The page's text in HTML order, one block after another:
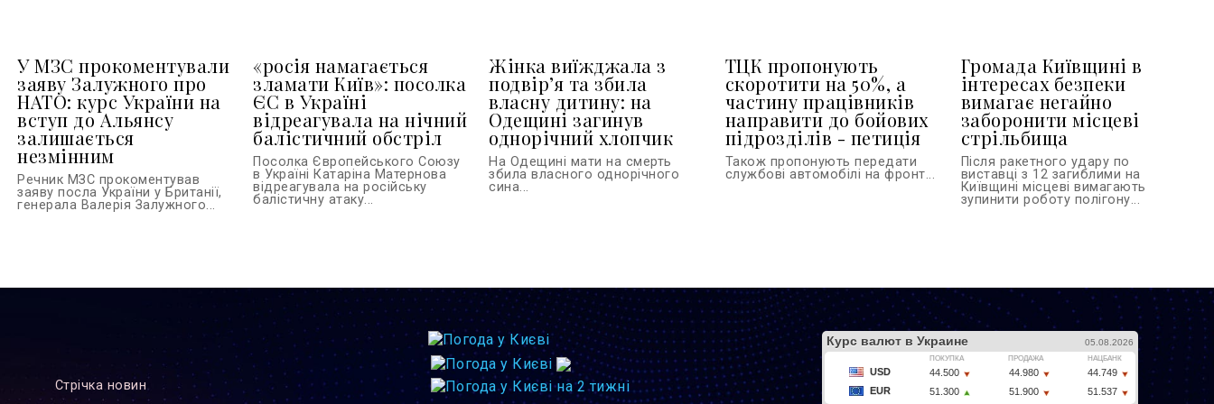
У МЗС прокоментували
заяву Залужного про
НАТО: курс України на
вступ до Альянсу
залишається
незмінним
Речник МЗС прокоментував
заяву посла України у Британії,
генерала Валерія Залужного...
«росія намагається
зламати Київ»: посолка
ЄС в Україні
відреагувала на нічний
балістичний обстріл
Посолка Європейського Союзу
в Україні Катаріна Матернова
відреагувала на російську
балістичну атаку...
Жінка виїжджала з
подвір’я та збила
власну дитину: на
Одещині загинув
однорічний хлопчик
На Одещині мати на смерть
збила власного однорічного
сина...
ТЦК пропонують
скоротити на 50%, а
частину працівників
направити до бойових
підрозділів - петиція
Також пропонують передати
службові автомобілі на фронт...
Громада Київщині в
інтересах безпеки
вимагає негайно
заборонити місцеві
стрільбища
Після ракетного удару по
виставці з 12 загиблими на
Київщині місцеві вимагають
зупинити роботу полігону...
Стрiчка новин